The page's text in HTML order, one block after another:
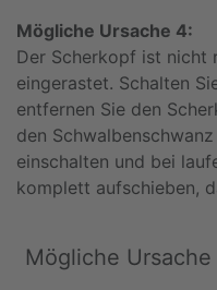
Mögliche Ursache 4:
Der Scherkopf ist nicht
eingerastet. Schalten
entfernen Sie den
den
einschalten und bei
komplett aufschieben,
Mögliche Ursache